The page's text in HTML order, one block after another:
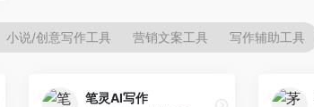
小说/创意写作工具 营销文案工具 写作辅助工具
笔灵AI写作